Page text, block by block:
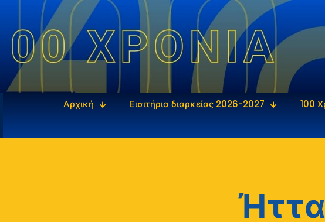
Αρχική Εισιτήρια διαρκείας 2026-2027 100